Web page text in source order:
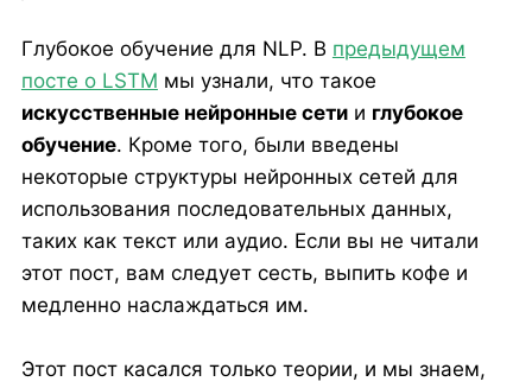
Данные: истории, вопросы и ответы
Глубокое обучение для NLP: нейронная
сеть и построение модели
Глубокое обучение для NLP: изучение
данных и обучение модели
Видим результаты: тестируем и играем
Глубокое обучение для NLP. В предыдущем
посте о LSTM мы узнали, что такое
искусственные нейронные сетии глубокое
обучение. Кроме того, были введены
некоторые структуры нейронных сетей для
использования последовательных данных,
таких как текст или аудио. Если вы не читали
этот пост, вам следует сесть, выпить кофе и
медленно наслаждаться им.
Этот пост касался только теории, и мы знаем,